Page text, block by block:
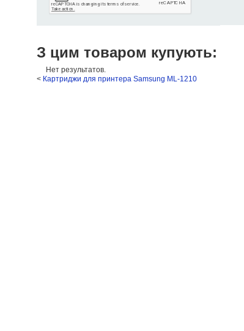
З цим товаром купують:
Нет результатов.
< Картриджи для принтера Samsung ML-1210